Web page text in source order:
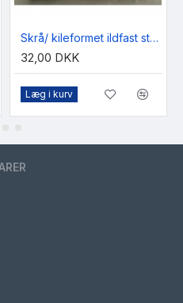
Skrå/ kileformet ildfast sten: 65/75x230x114 mm
32,00 DKK
Læg i kurv